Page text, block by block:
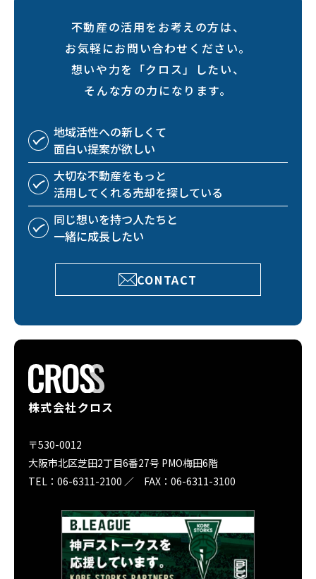
不動産の活用をお考えの方は、
お気軽にお問い合わせください。
想いや力を「クロス」したい、
そんな方の力になります。
地域活性への新しくて
面白い提案が欲しい
大切な不動産をもっと
活用してくれる売却を探している
同じ想いを持つ人たちと
一緒に成長したい
CONTACT
株式会社クロス
〒530-0012
大阪市北区芝田2丁目6番27号 PMO梅田6階
TEL：06-6311-2100 ／ FAX：06-6311-3100